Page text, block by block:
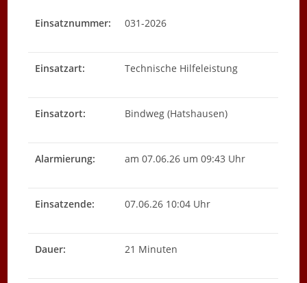
Einsatznummer: 031-2026
Einsatzart: Technische Hilfeleistung
Einsatzort: Bindweg (Hatshausen)
Alarmierung: am 07.06.26 um 09:43 Uhr
Einsatzende: 07.06.26 10:04 Uhr
Dauer: 21 Minuten